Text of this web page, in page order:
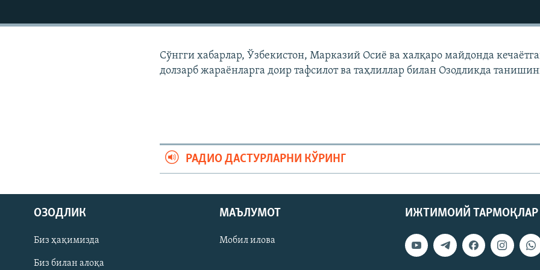
На русском
ИЖТИМОИЙ ТАРМОҚЛАР
Сўнгги хабарлар, Ўзбекистон, Марказий Осиë ва халқаро майдонда
долзарб жараëнларга доир тафсилот ва таҳлиллар билан Озодликда
РАДИО ДАСТУРЛАРНИ КЎРИНГ
ИЖТИМОИЙ ТАРМОҚЛАР
ОЗОДЛИК
Биз ҳақимизда
Биз билан алоқа
МАЪЛУМОТ
Мобил илова